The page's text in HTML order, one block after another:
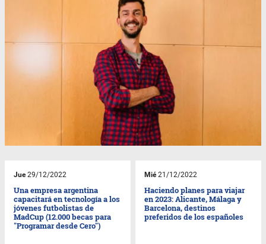
Jue29/12/2022
Una empresa argentina
capacitará en tecnología a los
jóvenes futbolistas de
MadCup (12.000 becas para
"Programar desde Cero")
Mié21/12/2022
Haciendo planes para viajar
en 2023: Alicante, Málaga y
Barcelona, destinos
preferidos de los españoles